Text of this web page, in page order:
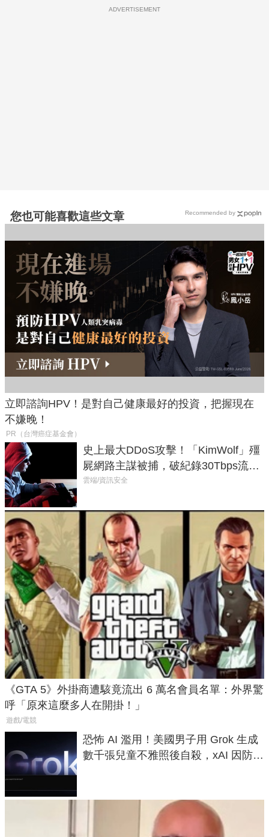
ADVERTISEMENT
您也可能喜歡這些文章
立即諮詢HPV！是對自己健康最好的投資，把握現在
不嫌晚！
PR（台灣癌症基金會）
史上最大DDoS攻擊！「KimWolf」殭
屍網路主謀被捕，破紀錄30Tbps流量
癱瘓全球！
雲端/資訊安全
《GTA 5》外掛商遭駭竟流出 6 萬名會員名單：外界驚
呼「原來這麼多人在開掛！」
遊戲/電競
恐怖 AI 濫用！美國男子用 Grok 生成
數千張兒童不雅照後自殺，xAI 因防護
Recommended by